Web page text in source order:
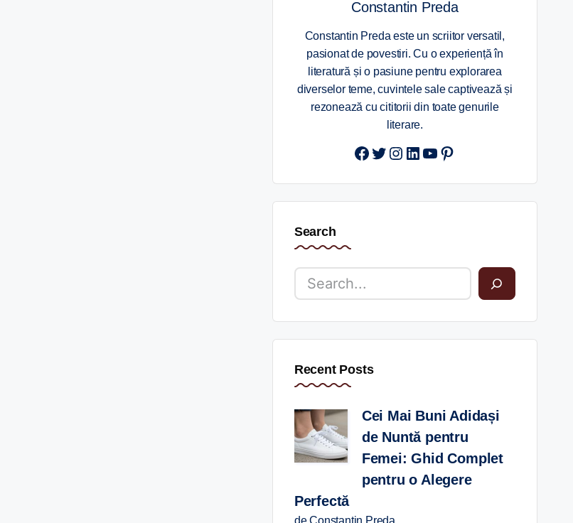
Constantin Preda
Constantin Preda este un scriitor versatil,
pasionat de povestiri. Cu o experiență în
literatură și o pasiune pentru explorarea
diverselor teme, cuvintele sale captivează și
rezonează cu cititorii din toate genurile
literare.
Twitter
Instagram
LinkedIn
YouTube
Pinterest
Search
Recent Posts
Cei Mai Buni Adidași
de Nuntă pentru
Femei: Ghid Complet
pentru o Alegere
Perfectă
de Constantin Preda